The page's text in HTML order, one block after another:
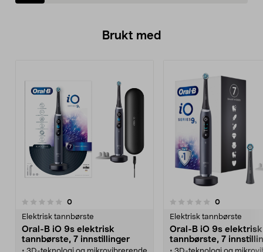
Brukt med
0anmeldelser
Elektrisk tannbørste
Oral-B iO 9s elektrisk
tannbørste, 7 innstillinger
0.0 av 5 stjerner 0anmeldelser
Elektrisk tannbørste
Oral-B iO 9s elektrisk
tannbørste, 7
0.0 av 5 stjerner